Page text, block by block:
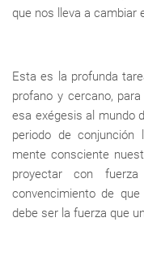
que nos lleva a cambiar
Esta es la profunda
profano y cercano,
esa exégesis al mundo
periodo de
mente consciente
proyectar con
convencimiento de
debe ser la fuerza que